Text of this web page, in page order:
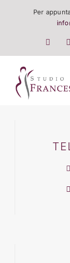
Per
SALUTE E